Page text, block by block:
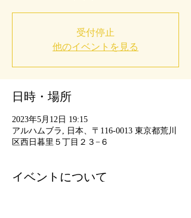
受付停止
他のイベントを見る
日時・場所
2023年5月12日 19:15
アルハムブラ, 日本、〒116-0013 東京都荒川
区西日暮里５丁目２３−６
イベントについて